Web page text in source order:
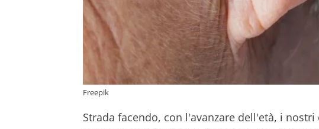
Freepik
Strada facendo, con l'avanzare dell'età, i nostri